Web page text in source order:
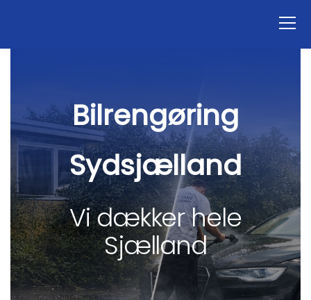
Bilrengøring
Sydsjælland
Vi dækker hele
Sjælland